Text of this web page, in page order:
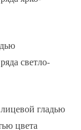
светло-
гладью
цвета